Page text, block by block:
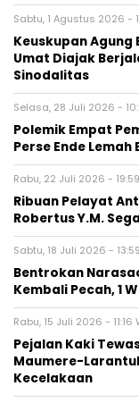
Sabtu, 1 Agustus 2026 -
Keuskupan Agung
Umat Diajak
Sinodalitas
Selasa, 28 Juli 2026 -
Polemik Empat
Perse Ende
Rabu, 22 Juli 2026 -
Ribuan Pelayat
Robertus Y.M.
Sabtu, 18 Juli 2026 -
Bentrokan
Kembali Pecah, 1
Rabu, 15 Juli 2026 - 11:16
Pejalan Kaki
Maumere-
Kecelakaan